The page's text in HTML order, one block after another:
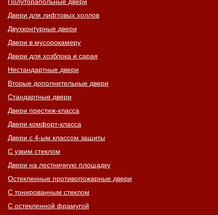
Двери для лифтовых холлов
Двухконтурные двери
Двери в мусорокамеру
Двери для хозблока и сарая
Нестандартные двери
Вторые дополнительные двери
Стандартные двери
Двери престиж-класса
Двери комфорт-класса
Двери с 4-ым классом защиты
С узким стеклом
Двери на лестничную площадку
Остекленные противопожарные двери
С тонированным стеклом
С остекленной фрамугой